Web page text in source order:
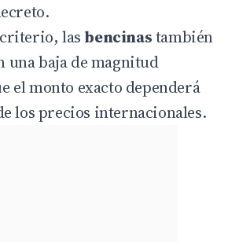
las bencinastambién
una baja de magnitud
el monto exacto dependerá
los precios internacionales.